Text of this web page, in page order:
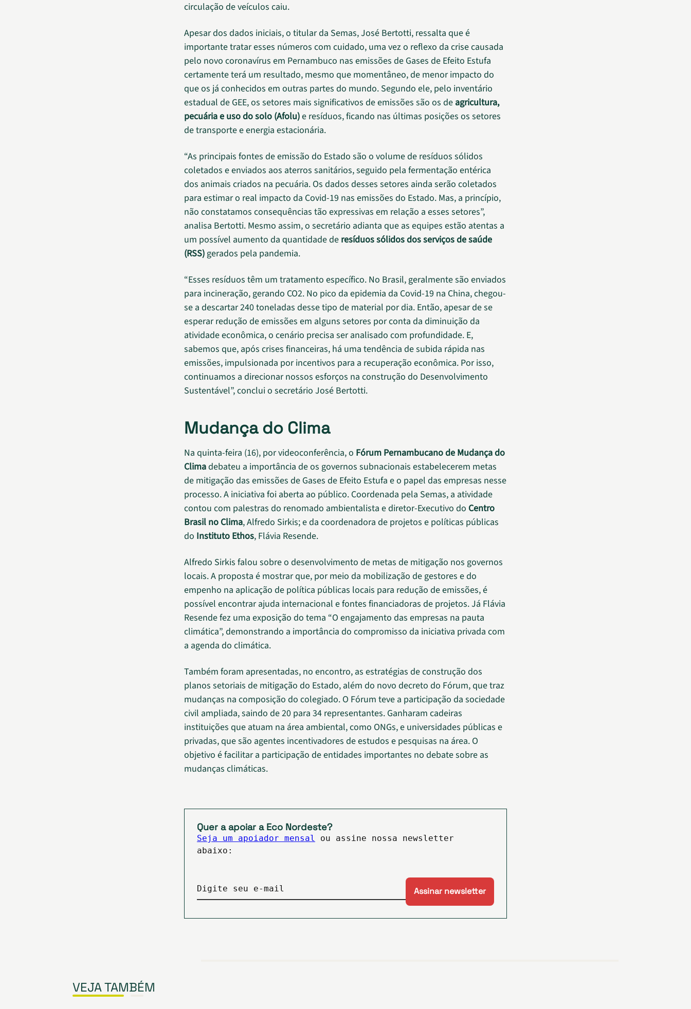
circulação de veículos caiu.
Apesar dos dados iniciais, o titular da Semas, José Bertotti, ressalta que é
importante tratar esses números com cuidado, uma vez o reflexo da crise causada
pelo novo coronavírus em Pernambuco nas emissões de Gases de Efeito Estufa
certamente terá um resultado, mesmo que momentâneo, de menor impacto do
que os já conhecidos em outras partes do mundo. Segundo ele, pelo inventário
estadual de GEE, os setores mais significativos de emissões são os de agricultura,
pecuária e uso do solo (Afolu)e resíduos, ficando nas últimas posições os setores
de transporte e energia estacionária.
“As principais fontes de emissão do Estado são o volume de resíduos sólidos
coletados e enviados aos aterros sanitários, seguido pela fermentação entérica
dos animais criados na pecuária. Os dados desses setores ainda serão coletados
para estimar o real impacto da Covid-19 nas emissões do Estado. Mas, a princípio,
não constatamos consequências tão expressivas em relação a esses setores”,
analisa Bertotti. Mesmo assim, o secretário adianta que as equipes estão atentas a
um possível aumento da quantidade de resíduos sólidos dos serviços de saúde
(RSS)gerados pela pandemia.
“Esses resíduos têm um tratamento específico. No Brasil, geralmente são enviados
para incineração, gerando CO2. No pico da epidemia da Covid-19 na China, chegou-
se a descartar 240 toneladas desse tipo de material por dia. Então, apesar de se
esperar redução de emissões em alguns setores por conta da diminuição da
atividade econômica, o cenário precisa ser analisado com profundidade. E,
sabemos que, após crises financeiras, há uma tendência de subida rápida nas
emissões, impulsionada por incentivos para a recuperação econômica. Por isso,
continuamos a direcionar nossos esforços na construção do Desenvolvimento
Sustentável”, conclui o secretário José Bertotti.
Mudança do Clima
Na quinta-feira (16), por videoconferência, o Fórum Pernambucano de Mudança do
Climadebateu a importância de os governos subnacionais estabelecerem metas
de mitigação das emissões de Gases de Efeito Estufa e o papel das empresas nesse
processo. A iniciativa foi aberta ao público. Coordenada pela Semas, a atividade
contou com palestras do renomado ambientalista e diretor-Executivo do Centro
Brasil no Clima, Alfredo Sirkis; e da coordenadora de projetos e políticas públicas
do Instituto Ethos, Flávia Resende.
Alfredo Sirkis falou sobre o desenvolvimento de metas de mitigação nos governos
locais. A proposta é mostrar que, por meio da mobilização de gestores e do
empenho na aplicação de política públicas locais para redução de emissões, é
possível encontrar ajuda internacional e fontes financiadoras de projetos. Já Flávia
Resende fez uma exposição do tema “O engajamento das empresas na pauta
climática”, demonstrando a importância do compromisso da iniciativa privada com
a agenda do climática.
Também foram apresentadas, no encontro, as estratégias de construção dos
planos setoriais de mitigação do Estado, além do novo decreto do Fórum, que traz
mudanças na composição do colegiado. O Fórum teve a participação da sociedade
civil ampliada, saindo de 20 para 34 representantes. Ganharam cadeiras
instituições que atuam na área ambiental, como ONGs, e universidades públicas e
privadas, que são agentes incentivadores de estudos e pesquisas na área. O
objetivo é facilitar a participação de entidades importantes no debate sobre as
mudanças climáticas.
Quer a apoiar a Eco Nordeste?
Seja um apoiador mensal
ou assine nossa newsletter
abaixo:
Digite seu e-mail
VEJA TAMBÉM